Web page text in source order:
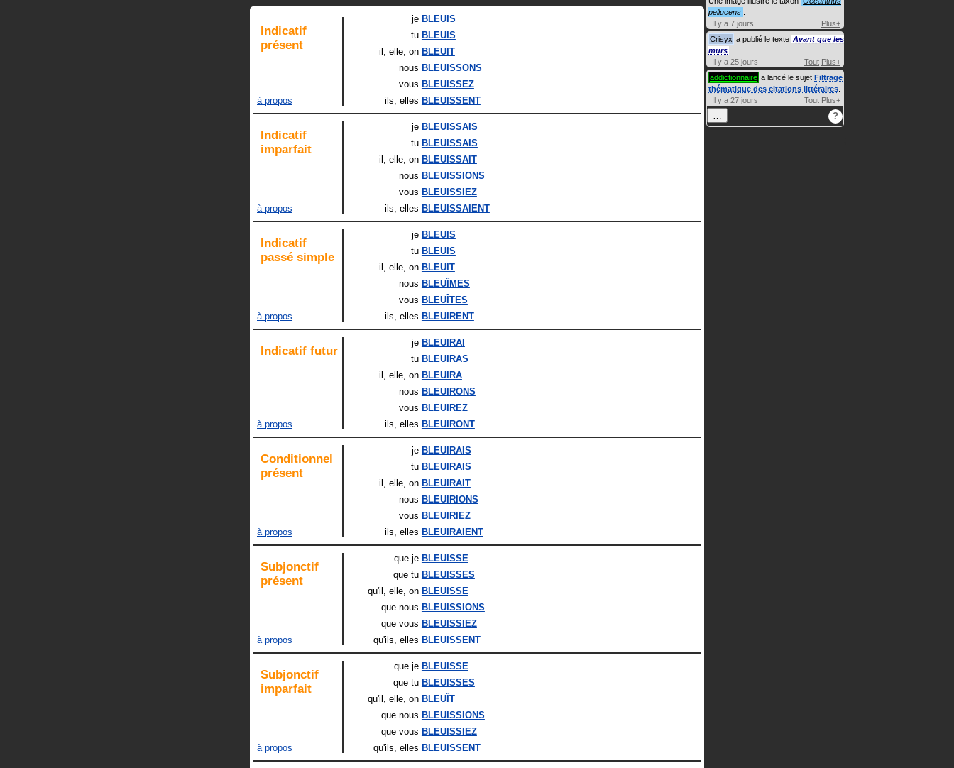
Indicatif
présent
à propos
je BLEUIS
tu BLEUIS
il , elle, on BLEUIT
nous BLEUISSONS
vous BLEUISSEZ
ils, elles BLEUISSENT
Indicatif
imparfait
à propos
je BLEUISSAIS
tu BLEUISSAIS
il , elle, on BLEUISSAIT
nous BLEUISSIONS
vous BLEUISSIEZ
ils, elles BLEUISSAIENT
Indicatif
passé simple
à propos
je BLEUIS
tu BLEUIS
il , elle, on BLEUIT
nous BLEUÎMES
vous BLEUÎTES
ils, elles BLEUIRENT
Indicatif futur
à propos
je BLEUIRAI
tu BLEUIRAS
il , elle, on BLEUIRA
nous BLEUIRONS
vous BLEUIREZ
ils, elles BLEUIRONT
Conditionnel
présent
à propos
je BLEUIRAIS
tu BLEUIRAIS
il , elle, on BLEUIRAIT
nous BLEUIRIONS
vous BLEUIRIEZ
ils, elles BLEUIRAIENT
Subjonctif
présent
à propos
que je BLEUISSE
que tu BLEUISSES
qu'il , elle, on BLEUISSE
que nous BLEUISSIONS
que vous BLEUISSIEZ
qu'ils, elles BLEUISSENT
Subjonctif
imparfait
à propos
que je BLEUISSE
que tu BLEUISSES
qu'il , elle, on BLEUÎT
que nous BLEUISSIONS
que vous BLEUISSIEZ
qu'ils, elles BLEUISSENT
pellucens
Il y a 7 jours
Plus+
Crisyx a publié le texte Avant que les
murs
Il y a 25 jours
Tout Plus+
addictionnaire a lancé le sujet Filtrage
thématique des citations littéraires
Il y a 27 jours
Tout Plus+
… ?